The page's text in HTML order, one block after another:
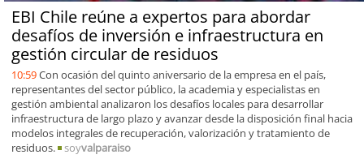
EBI Chile reúne a expertos para abordar
desafíos de inversión e infraestructura en
gestión circular de residuos
10:59Con ocasión del quinto aniversario de la empresa en el país,
representantes del sector público, la academia y especialistas en
gestión ambiental analizaron los desafíos locales para desarrollar
infraestructura de largo plazo y avanzar desde la disposición final hacia
modelos integrales de recuperación, valorización y tratamiento de
residuos.
soyvalparaiso